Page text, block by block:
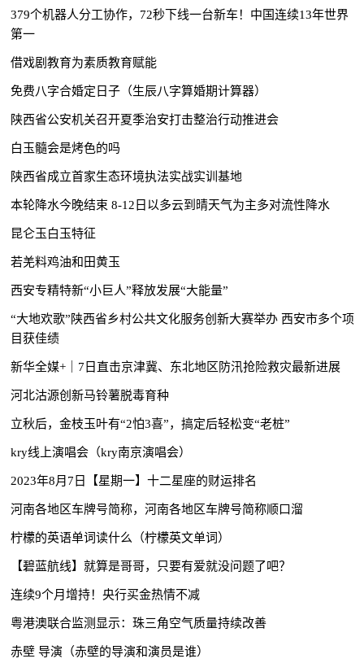
379个机器人分工协作，72秒下线一台新车！中国连续13年世界
第一
借戏剧教育为素质教育赋能
免费八字合婚定日子（生辰八字算婚期计算器）
陕西省公安机关召开夏季治安打击整治行动推进会
白玉髓会是烤色的吗
陕西省成立首家生态环境执法实战实训基地
本轮降水今晚结束 8-12日以多云到晴天气为主多对流性降水
昆仑玉白玉特征
若羌料鸡油和田黄玉
西安专精特新“小巨人”释放发展“大能量”
“大地欢歌”陕西省乡村公共文化服务创新大赛举办 西安市多个项
目获佳绩
新华全媒+｜7日直击京津冀、东北地区防汛抢险救灾最新进展
河北沽源创新马铃薯脱毒育种
立秋后，金枝玉叶有“2怕3喜”，搞定后轻松变“老桩”
kry线上演唱会（kry南京演唱会）
2023年8月7日【星期一】十二星座的财运排名
河南各地区车牌号简称，河南各地区车牌号简称顺口溜
柠檬的英语单词读什么（柠檬英文单词）
【碧蓝航线】就算是哥哥，只要有爱就没问题了吧？
连续9个月增持！央行买金热情不减
粤港澳联合监测显示：珠三角空气质量持续改善
赤壁 导演（赤壁的导演和演员是谁）